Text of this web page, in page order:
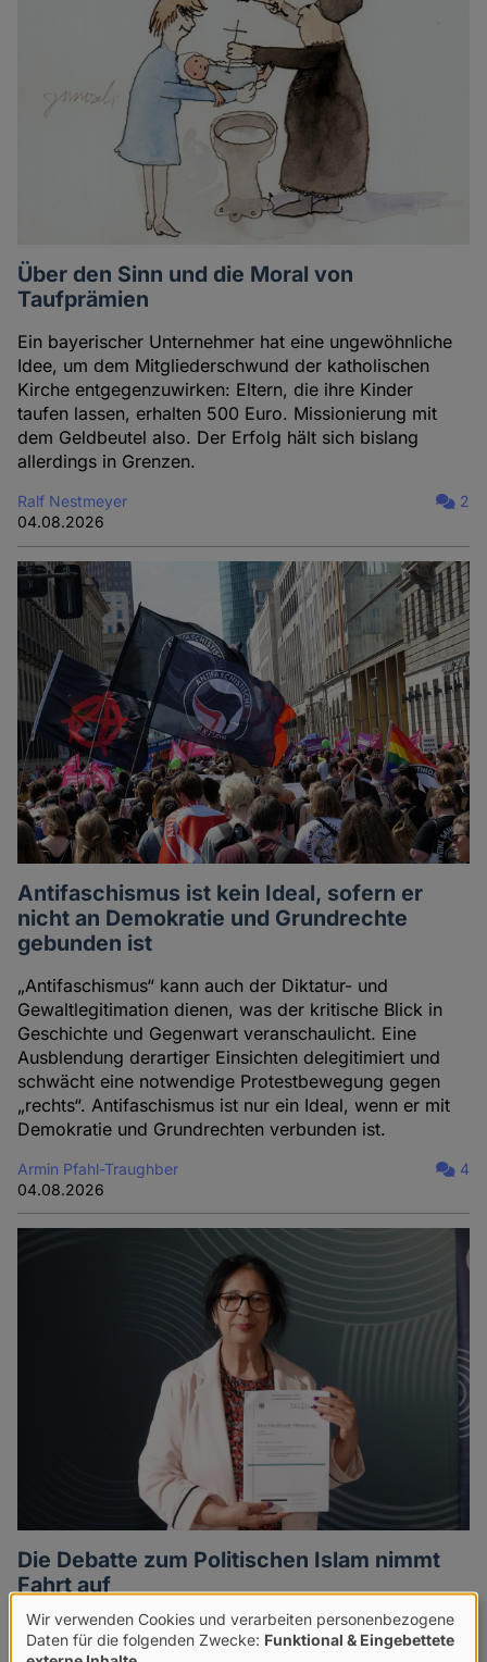
Über den Sinn und die Moral von
Taufprämien
Ein bayerischer Unternehmer hat eine ungewöhnliche
Idee, um dem Mitgliederschwund der katholischen
Kirche entgegenzuwirken: Eltern, die ihre Kinder
taufen lassen, erhalten 500 Euro. Missionierung mit
dem Geldbeutel also. Der Erfolg hält sich bislang
allerdings in Grenzen.
Ralf Nestmeyer
04.08.2026
2
Antifaschismus ist kein Ideal, sofern er
nicht an Demokratie und Grundrechte
gebunden ist
„Antifaschismus“ kann auch der Diktatur- und
Gewaltlegitimation dienen, was der kritische Blick in
Geschichte und Gegenwart veranschaulicht. Eine
Ausblendung derartiger Einsichten delegitimiert und
schwächt eine notwendige Protestbewegung gegen
„rechts“. Antifaschismus ist nur ein Ideal, wenn er mit
Demokratie und Grundrechten verbunden ist.
Armin Pfahl-Traughber
04.08.2026
4
Die Debatte zum Politischen Islam nimmt
Fahrt auf
Nach der Veröffentlichung der Dokumente zum
Förderskandal um Islamic Relief und dem
Verwendung
Wir verwenden Cookies und verarbeiten personenbezogene
Daten für die folgenden Zwecke: Funktional & Eingebettete